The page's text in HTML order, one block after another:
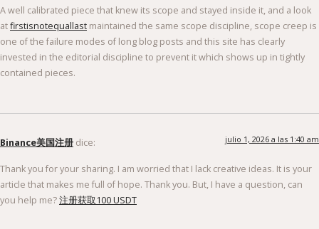
A well calibrated piece that knew its scope and stayed inside it, and a look
atfirstisnotequallast maintained the same scope discipline, scope creep is
one of the failure modes of long blog posts and this site has clearly
invested in the editorial discipline to prevent it which shows up in tightly
contained pieces.
Binance美国注册 dice: julio 1, 2026 a las 1:40 am
Thank you for your sharing. I am worried that I lack creative ideas. It is your
article that makes me full of hope. Thank you. But, I have a question, can
you help me?注册获取100 USDT